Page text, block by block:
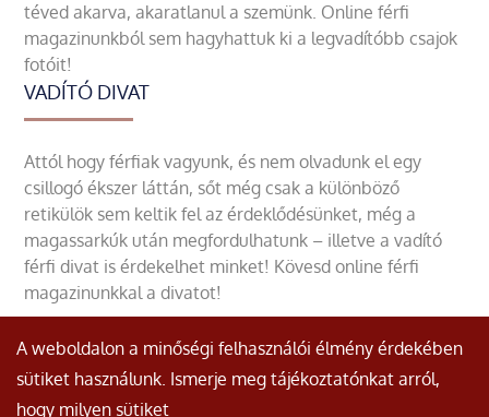
téved akarva, akaratlanul a szemünk. Online férfi
magazinunkból sem hagyhattuk ki a legvadítóbb csajok
fotóit!
VADÍTÓ DIVAT
Attól hogy férfiak vagyunk, és nem olvadunk el egy
csillogó ékszer láttán, sőt még csak a különböző
retikülök sem keltik fel az érdeklődésünket, még a
magassarkúk után megfordulhatunk – illetve a vadító
férfi divat is érdekelhet minket! Kövesd online férfi
magazinunkkal a divatot!
A weboldalon a minőségi felhasználói élmény érdekében
sütiket használunk. Ismerje meg tájékoztatónkat arról,
hogy milyen sütiket